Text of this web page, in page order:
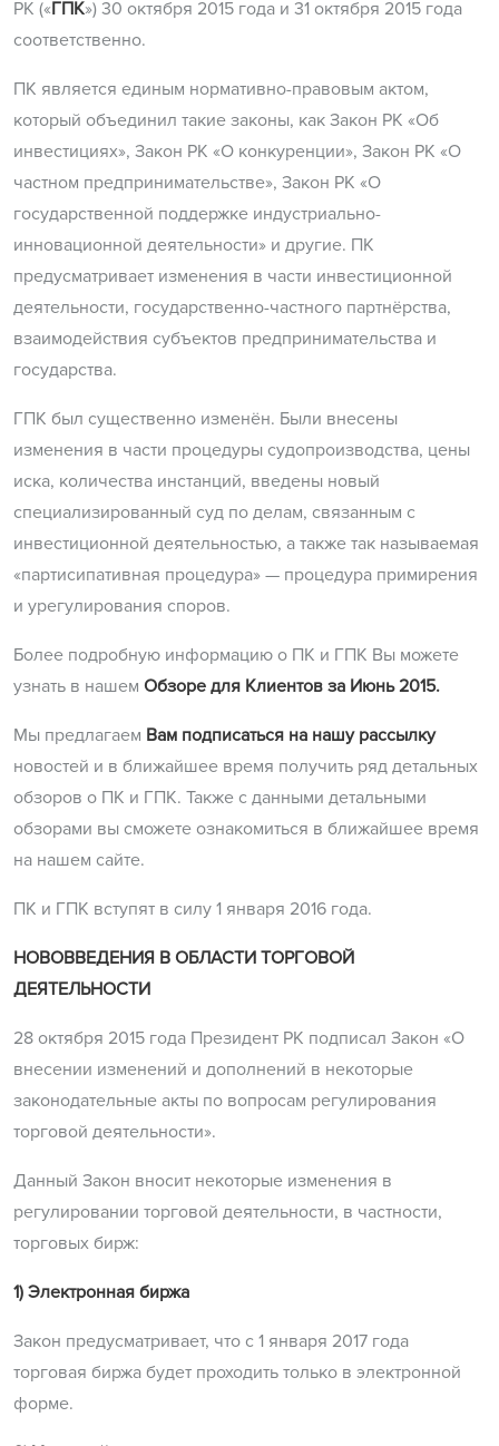
РК («ГПК») 30 октября 2015 года и 31 октября 2015 года
соответственно.
ПК является единым нормативно-правовым актом,
который объединил такие законы, как Закон РК «Об
инвестициях», Закон РК «О конкуренции», Закон РК «О
частном предпринимательстве», Закон РК «О
государственной поддержке индустриально-
инновационной деятельности» и другие. ПК
предусматривает изменения в части инвестиционной
деятельности, государственно-частного партнёрства,
взаимодействия субъектов предпринимательства и
государства.
ГПК был существенно изменён. Были внесены
изменения в части процедуры судопроизводства, цены
иска, количества инстанций, введены новый
специализированный суд по делам, связанным с
инвестиционной деятельностью, а также так называемая
«партисипативная процедура» — процедура примирения
и урегулирования споров.
Более подробную информацию о ПК и ГПК Вы можете
узнать в нашем Обзоре для Клиентов за Июнь 2015.
Мы предлагаем Вам подписаться на нашу рассылку
новостей и в ближайшее время получить ряд детальных
обзоров о ПК и ГПК. Также с данными детальными
обзорами вы сможете ознакомиться в ближайшее время
на нашем сайте.
ПК и ГПК вступят в силу 1 января 2016 года.
НОВОВВЕДЕНИЯ В ОБЛАСТИ ТОРГОВОЙ
ДЕЯТЕЛЬНОСТИ
28 октября 2015 года Президент РК подписал Закон «О
внесении изменений и дополнений в некоторые
законодательные акты по вопросам регулирования
торговой деятельности».
Данный Закон вносит некоторые изменения в
регулировании торговой деятельности, в частности,
торговых бирж:
1) Электронная биржа
Закон предусматривает, что с 1 января 2017 года
торговая биржа будет проходить только в электронной
форме.